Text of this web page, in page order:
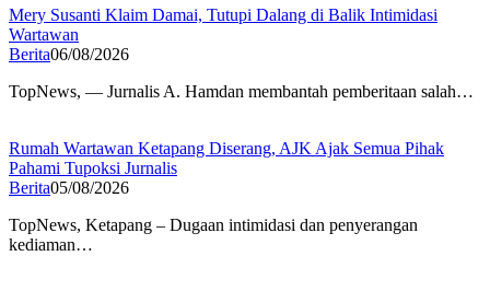
Mery Susanti Klaim Damai, Tutupi Dalang di Balik Intimidasi
Wartawan
Berita06/08/2026
TopNews, — Jurnalis A. Hamdan membantah pemberitaan salah…
Rumah Wartawan Ketapang Diserang, AJK Ajak Semua Pihak
Pahami Tupoksi Jurnalis
Berita05/08/2026
TopNews, Ketapang – Dugaan intimidasi dan penyerangan
kediaman…